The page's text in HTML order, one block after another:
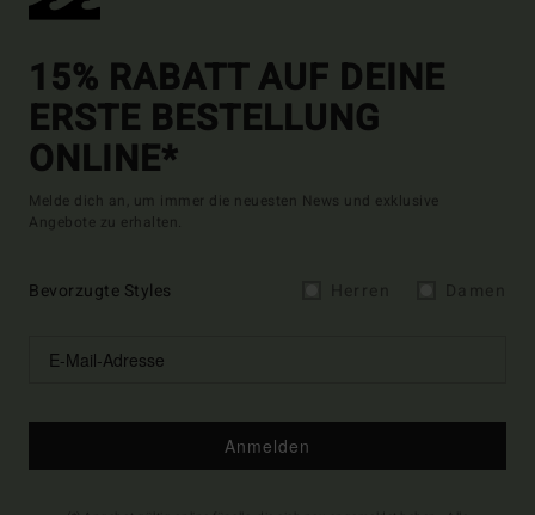
15% RABATT AUF DEINE
ERSTE BESTELLUNG
ONLINE*
Melde dich an, um immer die neuesten News und exklusive
Angebote zu erhalten.
Bevorzugte Styles
Anmelden